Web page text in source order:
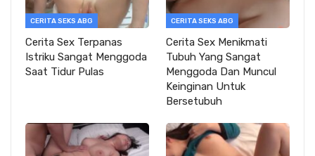
CERITA SEKS ABG
Cerita Sex Terpanas
Istriku Sangat Menggoda
Saat Tidur Pulas
CERITA SEKS ABG
Cerita Sex Menikmati
Tubuh Yang Sangat
Menggoda Dan Muncul
Keinginan Untuk
Bersetubuh